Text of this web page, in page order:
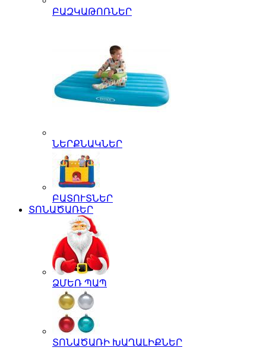
ԲԱԶԿԱԹՈՌՆԵՐ
ՆԵՐՔՆԱԿՆԵՐ
ԲԱՏՈՒՏՆԵՐ
ՏՈՆԱԾԱՌԵՐ
ՁՄԵՌ ՊԱՊ
ՏՈՆԱԾԱՌԻ ԽԱՂԱԼԻՔՆԵՐ